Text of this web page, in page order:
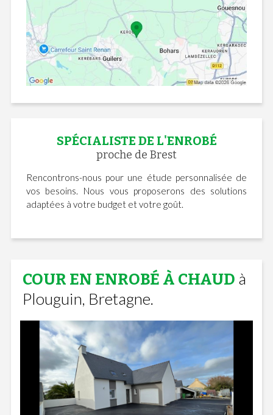
SPÉCIALISTE DE L'ENROBÉ
proche de Brest
Rencontrons-nous pour une étude personnalisée de
vos besoins. Nous vous proposerons des solutions
adaptées à votre budget et votre goût.
COUR EN ENROBÉ À CHAUD à
Plouguin, Bretagne.